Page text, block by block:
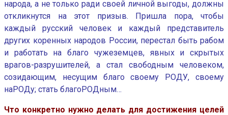
народа, а не только ради своей личной выгоды, должны
откликнутся на этот призыв. Пришла пора, чтобы
каждый русский человек и каждый представитель
других коренных народов России, перестал быть рабом
и работать на благо чужеземцев, явных и скрытых
врагов-разрушителей, а стал свободным человеком,
созидающим, несущим благо своему РОДУ, своему
наРОДу; стать благоРОДным…
Что конкретно нужно делать для достижения целей